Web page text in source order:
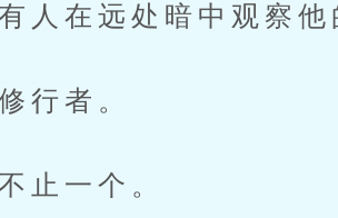
远处暗中观察他
者。
一个。